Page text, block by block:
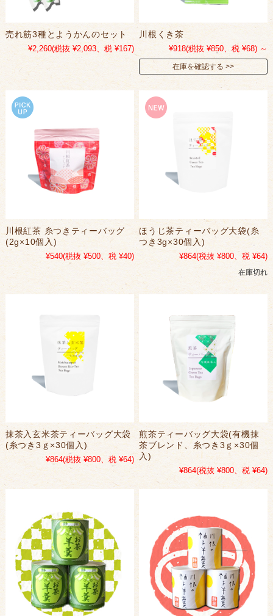
売れ筋3種とようかんのセット
¥2,260(税抜 ¥2,093、税 ¥167)
川根くき茶
¥918(税抜 ¥850、税 ¥68) ～
在庫を確認する
川根紅茶 糸つきティーバッグ
(2g×10個入)
¥540(税抜 ¥500、税 ¥40)
ほうじ茶ティーバッグ大袋(糸
つき3g×30個入)
¥864(税抜 ¥800、税 ¥64)
在庫切れ
抹茶入玄米茶ティーバッグ大袋
(糸つき3ｇ×30個入)
¥864(税抜 ¥800、税 ¥64)
煎茶ティーバッグ大袋(有機抹
茶ブレンド、糸つき3ｇ×30個
入)
¥864(税抜 ¥800、税 ¥64)